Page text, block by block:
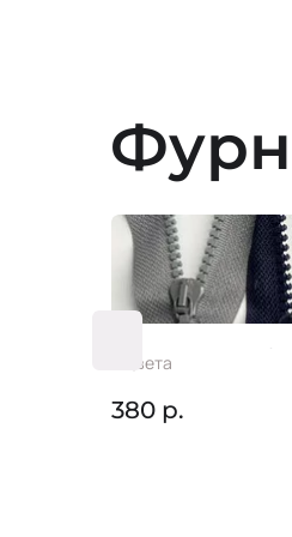
Молния ТТ№5/
3 цвета
380 р.